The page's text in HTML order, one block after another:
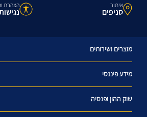
איתור
סניפים
הצהרת
מוצרים ושירותים
מידע פיננסי
שוק ההון ופנסיה